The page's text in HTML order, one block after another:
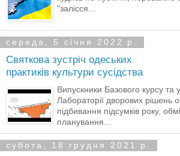
"залісся...
середа, 5 січня 2022 р.
Святкова зустріч одеських
практиків культури сусідства
Випускники Базового курсу та
Лабораторії дворових рішень
підбивання підсумків року,
планування...
субота, 18 грудня 2021 р.